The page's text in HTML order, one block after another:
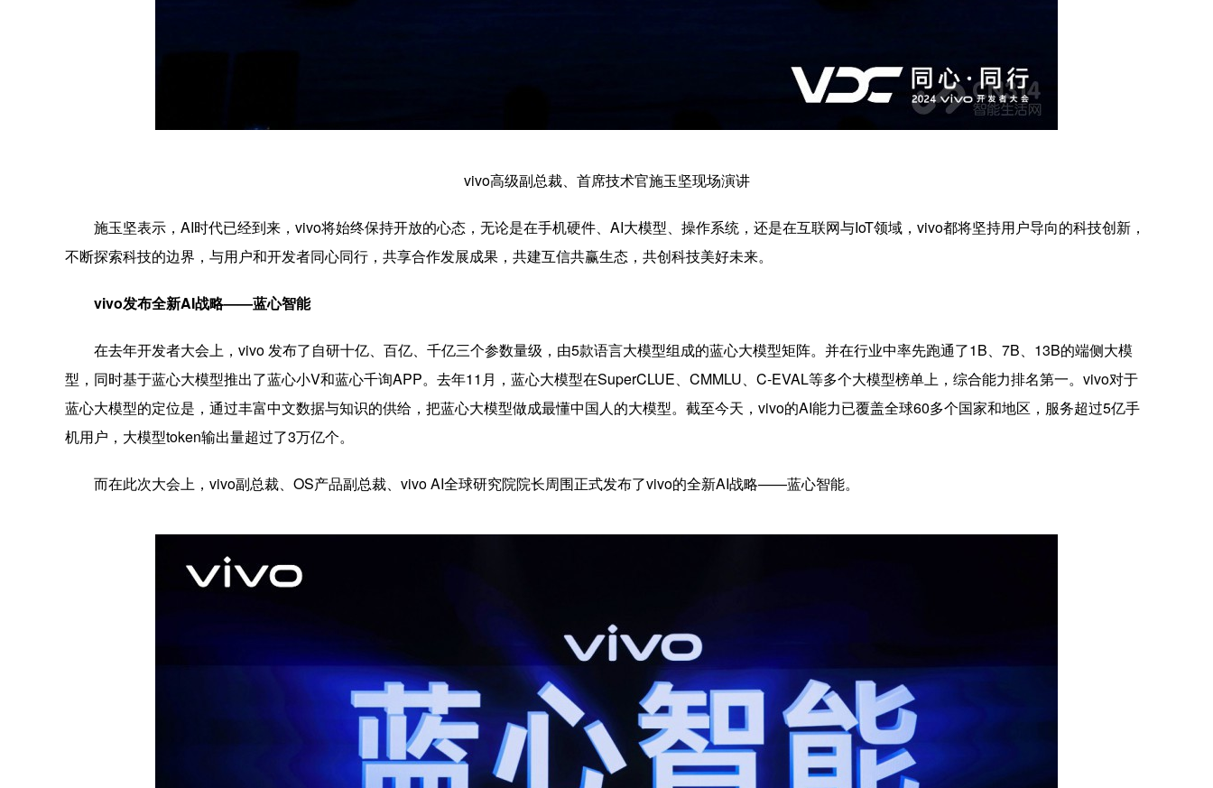
vivo高级副总裁、首席技术官施玉坚现场演讲
施玉坚表示，AI时代已经到来，vivo将始终保持开放的心态，无论是在手机硬件、AI大模型、操作系统，还是在互联网与IoT领域，vivo都将坚持用户导向的科技创新，
不断探索科技的边界，与用户和开发者同心同行，共享合作发展成果，共建互信共赢生态，共创科技美好未来。
vivo发布全新AI战略——蓝心智能
在去年开发者大会上，vivo 发布了自研十亿、百亿、千亿三个参数量级，由5款语言大模型组成的蓝心大模型矩阵。并在行业中率先跑通了1B、7B、13B的端侧大模
型，同时基于蓝心大模型推出了蓝心小V和蓝心千询APP。去年11月，蓝心大模型在SuperCLUE、CMMLU、C-EVAL等多个大模型榜单上，综合能力排名第一。vivo对于
蓝心大模型的定位是，通过丰富中文数据与知识的供给，把蓝心大模型做成最懂中国人的大模型。截至今天，vivo的AI能力已覆盖全球60多个国家和地区，服务超过5亿手
机用户，大模型token输出量超过了3万亿个。
而在此次大会上，vivo副总裁、OS产品副总裁、vivo AI全球研究院院长周围正式发布了vivo的全新AI战略——蓝心智能。